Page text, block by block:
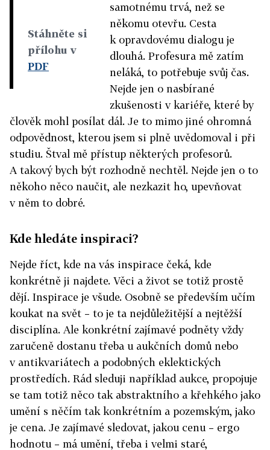
Stáhněte si
přílohu v
PDF
samotnému trvá, než se
někomu otevřu. Cesta
k opravdovému dialogu je
dlouhá. Profesura mě zatím
neláká, to potřebuje svůj čas.
Nejde jen o nasbírané
zkušenosti v kariéře, které by
člověk mohl posílat dál. Je to mimo jiné ohromná
odpovědnost, kterou jsem si plně uvědomoval i při
studiu. Štval mě přístup některých profesorů.
A takový bych být rozhodně nechtěl. Nejde jen o to
někoho něco naučit, ale nezkazit ho, upevňovat
v něm to dobré.
Kde hledáte inspiraci?
Nejde říct, kde na vás inspirace čeká, kde
konkrétně ji najdete. Věci a život se totiž prostě
dějí. Inspirace je všude. Osobně se především učím
koukat na svět – to je ta nejdůležitější a nejtěžší
disciplína. Ale konkrétní zajímavé podněty vždy
zaručeně dostanu třeba u aukčních domů nebo
v antikvariátech a podobných eklektických
prostředích. Rád sleduji například aukce, propojuje
se tam totiž něco tak abstraktního a křehkého jako
umění s něčím tak konkrétním a pozemským, jako
je cena. Je zajímavé sledovat, jakou cenu – ergo
hodnotu – má umění, třeba i velmi staré,